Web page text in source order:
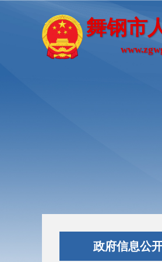
舞钢市
政府信息公